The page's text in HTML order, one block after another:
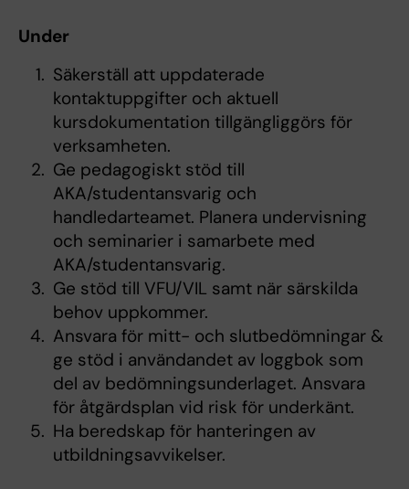
Under
Säkerställ att uppdaterade
kontaktuppgifter och aktuell
kursdokumentation tillgängliggörs för
verksamheten.
Ge pedagogiskt stöd till
AKA/studentansvarig och
handledarteamet. Planera undervisning
och seminarier i samarbete med
AKA/studentansvarig.
Ge stöd till VFU/VIL samt när särskilda
behov uppkommer.
Ansvara för mitt- och slutbedömningar &
ge stöd i användandet av loggbok som
del av bedömningsunderlaget. Ansvara
för åtgärdsplan vid risk för underkänt.
Ha beredskap för hanteringen av
utbildningsavvikelser.